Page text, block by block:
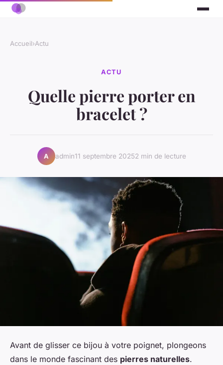
Accueil›Actu
ACTU
Quelle pierre porter en
bracelet ?
A admin11 septembre 20252 min de lecture
Avant de glisser ce bijou à votre poignet, plongeons
dans le monde fascinant des pierres naturelles.